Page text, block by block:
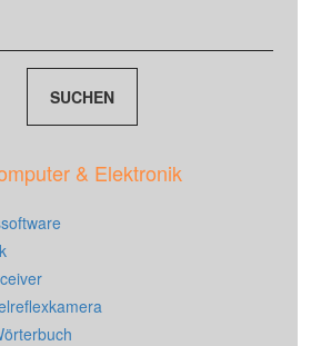
& Elektronik